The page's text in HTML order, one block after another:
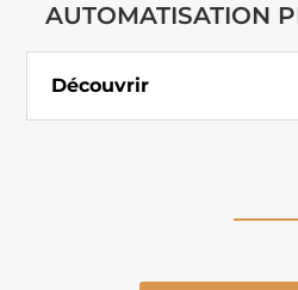
AUTOMATISATION
Découvrir